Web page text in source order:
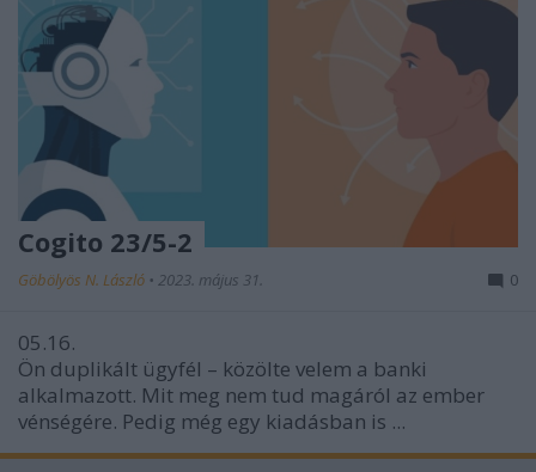
Cogito 23/5-2
Göbölyös N. László • 2023. május 31. 0
05.16.
Ön duplikált ügyfél – közölte velem a banki
alkalmazott. Mit meg nem tud magáról az ember
vénségére. Pedig még egy kiadásban is ...